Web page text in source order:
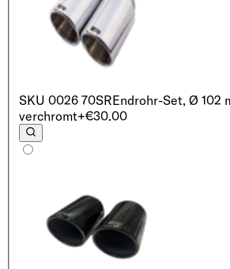
SKU 0026 70SREndrohr-Set, Ø 102
verchromt+€30.00